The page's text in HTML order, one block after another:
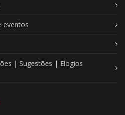
eventos
| Sugestões | Elogios